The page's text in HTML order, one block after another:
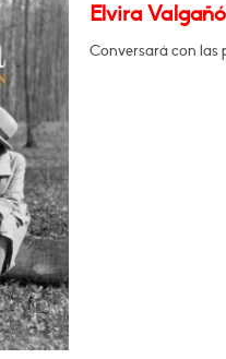
Elvira
Conversará con las